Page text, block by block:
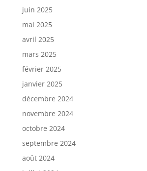
juin 2025
mai 2025
avril 2025
mars 2025
février 2025
janvier 2025
décembre 2024
novembre 2024
octobre 2024
septembre 2024
août 2024